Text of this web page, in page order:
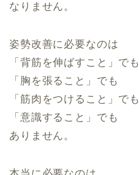
なりません。
姿勢改善に必要なのは
「背筋を伸ばすこと」でも
「胸を張ること」でも
「筋肉をつけること」でも
「意識すること」でも
ありません。